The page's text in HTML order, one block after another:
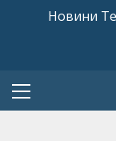
Новини
Primary